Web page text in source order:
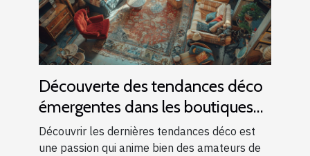
Découverte des tendances déco
émergentes dans les boutiques
locales
Découvrir les dernières tendances déco est
une passion qui anime bien des amateurs de